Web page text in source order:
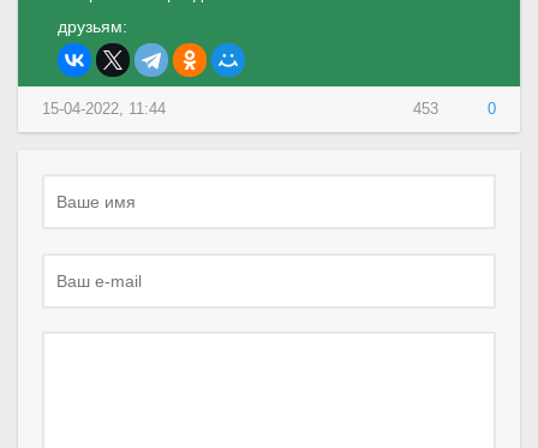
друзьям:
453 0
15-04-2022, 11:44